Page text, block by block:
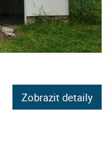
Zobrazit detaily